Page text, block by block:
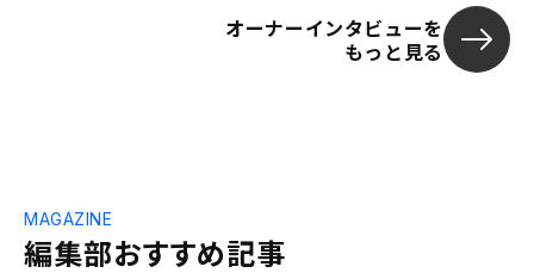
オーナーインタビューを
もっと見る
編集部おすすめ記事
MAGAZINE